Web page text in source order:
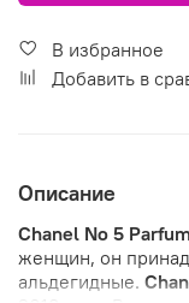
В избранное
Добавить в
Описание
Chanel No 5
женщин, он
альдегидные.